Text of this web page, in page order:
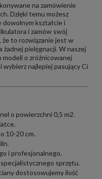
na zamówienie
Dzięki temu możesz
dowolnym kształcie i
i zamów swój
że to rozwiązanie jest w
żadnej pielęgnacji. W naszej
modeli o zróżnicowanej
najlepiej pasujący Ci
o powierzchni 0,5 m2.
10-20 cm.
i profesjonalnego.
sprzętu.
dostosowujemy ilość